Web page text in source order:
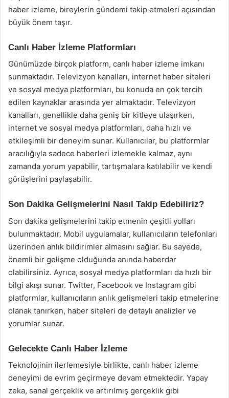
haber izleme, bireylerin gündemi takip etmeleri açısından
büyük önem taşır.
Canlı Haber İzleme Platformları
Günümüzde birçok platform, canlı haber izleme imkanı
sunmaktadır. Televizyon kanalları, internet haber siteleri
ve sosyal medya platformları, bu konuda en çok tercih
edilen kaynaklar arasında yer almaktadır. Televizyon
kanalları, genellikle daha geniş bir kitleye ulaşırken,
internet ve sosyal medya platformları, daha hızlı ve
etkileşimli bir deneyim sunar. Kullanıcılar, bu platformlar
aracılığıyla sadece haberleri izlemekle kalmaz, aynı
zamanda yorum yapabilir, tartışmalara katılabilir ve kendi
görüşlerini paylaşabilir.
Son Dakika Gelişmelerini Nasıl Takip Edebiliriz?
Son dakika gelişmelerini takip etmenin çeşitli yolları
bulunmaktadır. Mobil uygulamalar, kullanıcıların telefonları
üzerinden anlık bildirimler almasını sağlar. Bu sayede,
önemli bir gelişme olduğunda anında haberdar
olabilirsiniz. Ayrıca, sosyal medya platformları da hızlı bir
bilgi akışı sunar. Twitter, Facebook ve Instagram gibi
platformlar, kullanıcıların anlık gelişmeleri takip etmelerine
olanak tanırken, haber siteleri de detaylı analizler ve
yorumlar sunar.
Gelecekte Canlı Haber İzleme
Teknolojinin ilerlemesiyle birlikte, canlı haber izleme
deneyimi de evrim geçirmeye devam etmektedir. Yapay
zeka, sanal gerçeklik ve artırılmış gerçeklik gibi